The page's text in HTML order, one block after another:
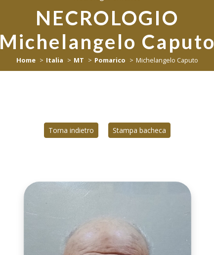
NECROLOGIO
Michelangelo Caputo
Home Italia MT Pomarico Michelangelo Caputo
Torna indietro Stampa bacheca